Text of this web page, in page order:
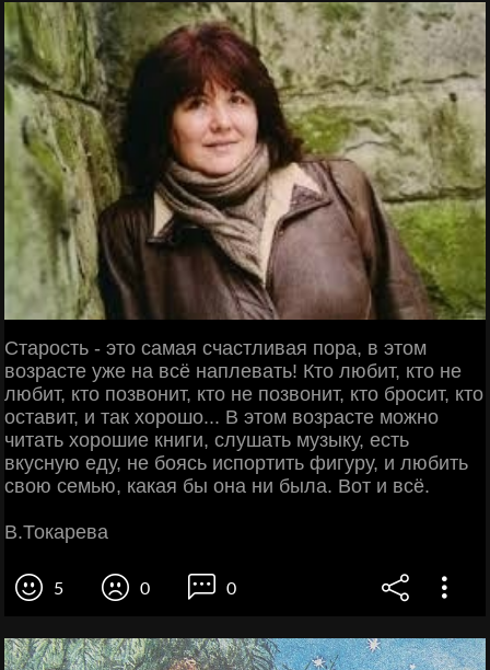
Старость - это самая счастливая пopa, в этом
возрасте уже на всё наплевать! Кто любит, кто не
любит, кто позвонит, кто не позвонит, кто бросит, кто
оставит, и так хорошо... B этом возрасте можно
читать хорошие книги, слушать музыку, есть
вкусную еду, не боясь испортить фигуру, и любить
свою семью, какая бы она ни была. Boт и всё.
В.Токарева
5 0 0